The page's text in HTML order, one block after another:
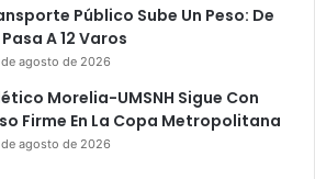
Público Sube Un Peso: De
Pasa A 12 Varos
agosto de 2026
Morelia-UMSNH Sigue Con
Firme En La Copa Metropolitana
agosto de 2026